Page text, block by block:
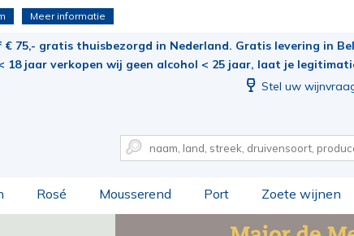
Meer informatie
75,- gratis thuisbezorgd in Nederland. Gratis levering in
18 jaar verkopen wij geen alcohol < 25 jaar, laat je
Stel uw
Rosé Mousserend Port Zoete wijnen